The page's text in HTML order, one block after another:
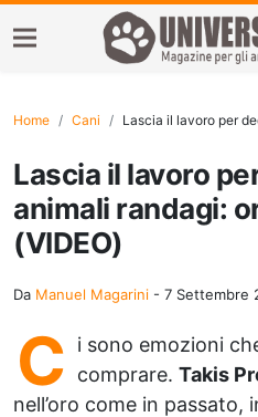
Home Cani Lascia il lavoro per dedicarsi
Lascia il lavoro
animali randagi:
(VIDEO)
Da Manuel Magarini - 7 Settembre
C
i sono emozioni
comprare. Takis
nell’oro come in passato,